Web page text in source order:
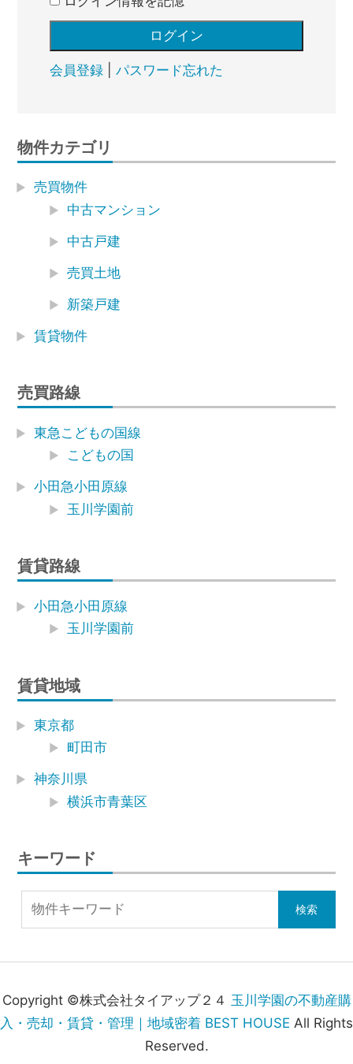
会員登録| パスワード忘れた
物件カテゴリ
売買物件
中古マンション
中古戸建
売買土地
新築戸建
賃貸物件
売買路線
東急こどもの国線
こどもの国
小田急小田原線
玉川学園前
賃貸路線
小田急小田原線
玉川学園前
賃貸地域
東京都
町田市
神奈川県
横浜市青葉区
キーワード
Copyright ©株式会社タイアップ２４ 玉川学園の不動産購
入・売却・賃貸・管理｜地域密着 BEST HOUSE All Rights
Reserved.